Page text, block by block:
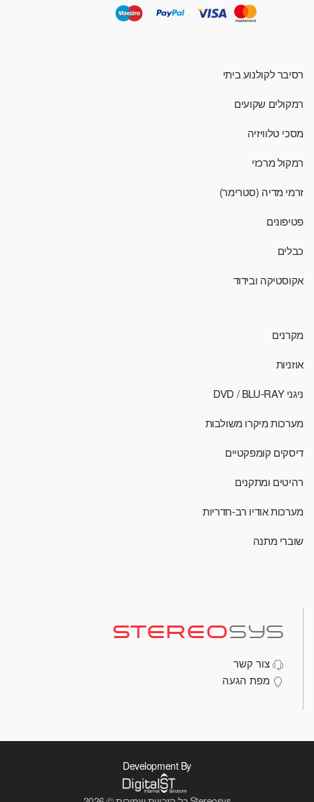
רסיבר לקולנוע ביתי
רמקולים שקועים
מסכי טלוויזיה
רמקול מרכזי
זרמי מדיה (סטרימר)
פטיפונים
כבלים
אקוסטיקה ובידוד
מקרנים
אוזניות
ניגני DVD / BLU-RAY
מערכות מיקרו משולבות
דיסקים קומפקטיים
רהיטים ומתקנים
מערכות אודיו רב-חדריות
שוברי מתנה
צור קשר
מפת הגעה
Development By